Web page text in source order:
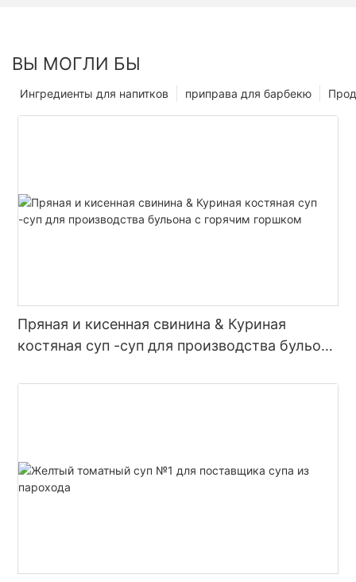
ВЫ МОГЛИ БЫ
приправа для барбекю
Ингредиенты для напитков
Пряная и кисенная свинина & Куриная
костяная суп -суп для производства бульона